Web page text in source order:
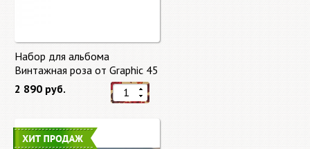
Набор для альбома
Винтажная роза от Graphic 45
2 890 руб.